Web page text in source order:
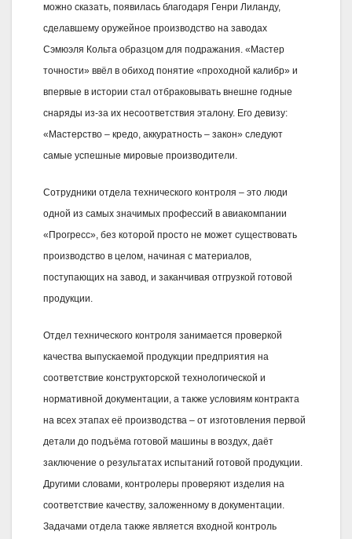
можно сказать, появилась благодаря Генри Лиланду,
сделавшему оружейное производство на заводах
Сэмюэля Кольта образцом для подражания. «Мастер
точности» ввёл в обиход понятие «проходной калибр» и
впервые в истории стал отбраковывать внешне годные
снаряды из-за их несоответствия эталону. Его девизу:
«Мастерство – кредо, аккуратность – закон» следуют
самые успешные мировые производители.
Сотрудники отдела технического контроля – это люди
одной из самых значимых профессий в авиакомпании
«Прогресс», без которой просто не может существовать
производство в целом, начиная с материалов,
поступающих на завод, и заканчивая отгрузкой готовой
продукции.
Отдел технического контроля занимается проверкой
качества выпускаемой продукции предприятия на
соответствие конструкторской технологической и
нормативной документации, а также условиям контракта
на всех этапах её производства – от изготовления первой
детали до подъёма готовой машины в воздух, даёт
заключение о результатах испытаний готовой продукции.
Другими словами, контролеры проверяют изделия на
соответствие качеству, заложенному в документации.
Задачами отдела также является входной контроль